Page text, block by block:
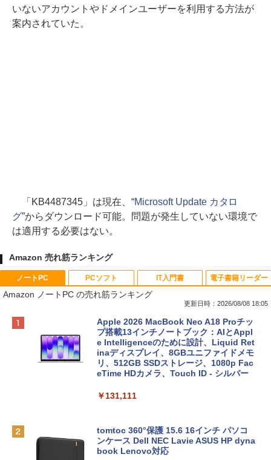
いないアカウントやドメインユーザーを利用する方法が
案内されていた。
「KB4487345」は現在、“Microsoft Update カタロ
グ”からダウンロード可能。問題が発生していない環境で
は適用する必要はない。
Amazon 売れ筋ランキング
ノートPC
Amazon ノートPC の売れ筋ランキング
更新日時：2026/08/08 18:05
Apple 2026 MacBook Neo A18 Proチッ
プ搭載13インチノートブック：AIとAppl
e Intelligenceのために設計、Liquid Ret
inaディスプレイ、8GBユニファイドメモ
リ、512GB SSDストレージ、1080p Fac
eTime HDカメラ、Touch ID - シルバー
￥131,111
tomtoc 360°保護 15.6 16インチ パソコ
ンケース Dell NEC Lavie ASUS HP dyna
book Lenovo対応
PCソフト IT入門書 電子書籍リーダー